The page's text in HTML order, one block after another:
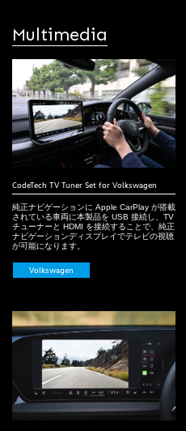
Multimedia
CodeTech TV Tuner Set for Volkswagen
純正ナビゲーションに Apple CarPlay が搭載
されている車両に本製品を USB 接続し、TV
チューナーと HDMI を接続することで、純正
ナビゲーションディスプレイでテレビの視聴
が可能になります。
Volkswagen